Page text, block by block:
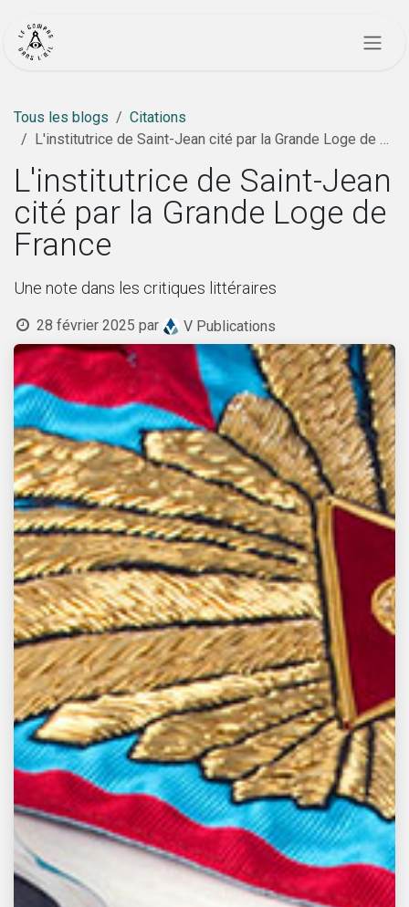
Tous les blogs
Citations
L'institutrice de Saint-Jean cité par la Grande Loge de France
L'institutrice de Saint-Jean
cité par la Grande Loge de
France
Une note dans les critiques littéraires
28 février 2025 par V Publications